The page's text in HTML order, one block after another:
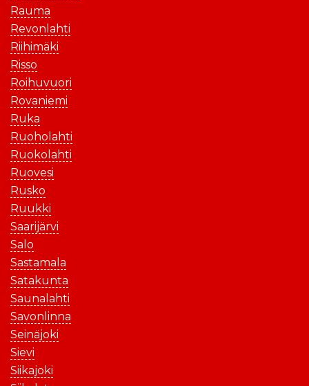
Rauma
Revonlahti
Riihimäki
Risso
Roihuvuori
Rovaniemi
Ruka
Ruoholahti
Ruokolahti
Ruovesi
Rusko
Ruukki
Saarijärvi
Salo
Sastamala
Satakunta
Saunalahti
Savonlinna
Seinäjoki
Sievi
Siikajoki